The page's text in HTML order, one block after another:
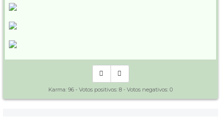
Karma: 96 - Votos positivos: 8 - Votos negativos: 0